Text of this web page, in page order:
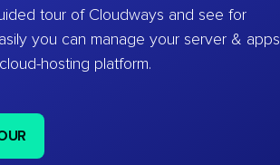
tour of Cloudways and see for
you can manage your server & apps
hosting platform.